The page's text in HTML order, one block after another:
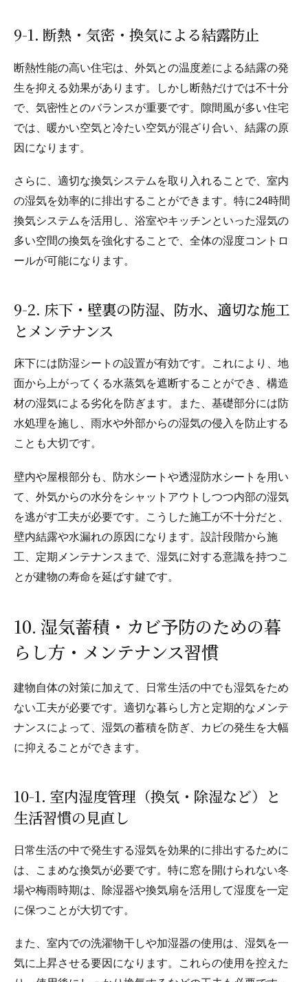
9-1. 断熱・気密・換気による結露防止
断熱性能の高い住宅は、外気との温度差による結露の発
生を抑える効果があります。しかし断熱だけでは不十分
で、気密性とのバランスが重要です。隙間風が多い住宅
では、暖かい空気と冷たい空気が混ざり合い、結露の原
因になります。
さらに、適切な換気システムを取り入れることで、室内
の湿気を効率的に排出することができます。特に24時間
換気システムを活用し、浴室やキッチンといった湿気の
多い空間の換気を強化することで、全体の湿度コントロ
ールが可能になります。
9-2. 床下・壁裏の防湿、防水、適切な施工
とメンテナンス
床下には防湿シートの設置が有効です。これにより、地
面から上がってくる水蒸気を遮断することができ、構造
材の湿気による劣化を防ぎます。また、基礎部分には防
水処理を施し、雨水や外部からの湿気の侵入を防止する
ことも大切です。
壁内や屋根部分も、防水シートや透湿防水シートを用い
て、外気からの水分をシャットアウトしつつ内部の湿気
を逃がす工夫が必要です。こうした施工が不十分だと、
壁内結露や水漏れの原因になります。設計段階から施
工、定期メンテナンスまで、湿気に対する意識を持つこ
とが建物の寿命を延ばす鍵です。
10. 湿気蓄積・カビ予防のための暮
らし方・メンテナンス習慣
建物自体の対策に加えて、日常生活の中でも湿気をため
ない工夫が必要です。適切な暮らし方と定期的なメンテ
ナンスによって、湿気の蓄積を防ぎ、カビの発生を大幅
に抑えることができます。
10-1. 室内湿度管理（換気・除湿など）と
生活習慣の見直し
日常生活の中で発生する湿気を効果的に排出するために
は、こまめな換気が必要です。特に窓を開けられない冬
場や梅雨時期は、除湿器や換気扇を活用して湿度を一定
に保つことが大切です。
また、室内での洗濯物干しや加湿器の使用は、湿気を一
気に上昇させる要因になります。これらの使用を控えた